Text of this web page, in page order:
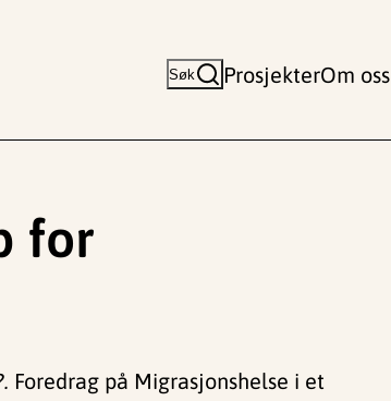
Søk ProsjekterOm oss
for
Foredrag på Migrasjonshelse i et